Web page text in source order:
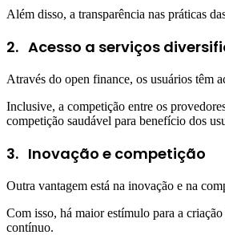
Além disso, a transparência nas práticas
2. Acesso a serviços
Através do open finance, os usuários têm
Inclusive, a competição entre os
competição saudável para benefício dos
3. Inovação e competição
Outra vantagem está na inovação e na
Com isso, há maior estímulo para a criação
contínuo.